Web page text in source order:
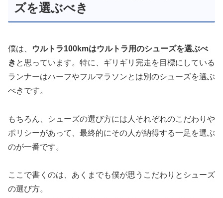
ズを選ぶべき
僕は、
ウルトラ100kmはウルトラ用のシューズを選ぶべ
き と思っています。特に、ギリギリ完走を目標にしている
ランナーはハーフやフルマラソンとは別のシューズを選ぶ
べきです。
もちろん、シューズの選び方には人それぞれのこだわりや
ポリシーがあって、最終的にその人が納得する一足を選ぶ
のが一番です。
ここで書くのは、あくまでも僕が思うこだわりとシューズ
の選び方。